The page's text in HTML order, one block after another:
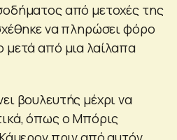
από μετοχές της
να πληρώσει φόρο
μετά από μια λαίλαπα
βουλευτής μέχρι να
όπως ο Μπόρις